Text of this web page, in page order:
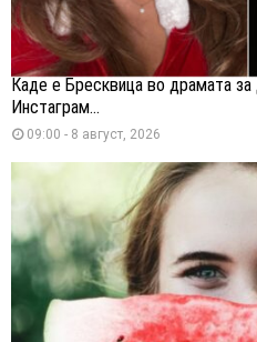
Каде е Бресквица во драмата за
Инстаграм...
09:00 - 8 август, 2026